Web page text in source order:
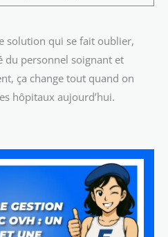
solution qui se fait oublier,
du personnel soignant et
ça change tout quand on
hôpitaux aujourd’hui.